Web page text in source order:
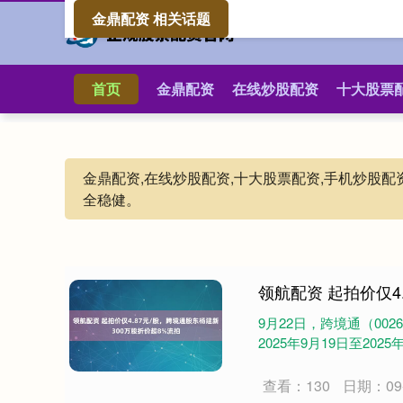
首页 金鼎配资 在线炒股配资 十大股票
金鼎配资,在线炒股配资,十大股票配资,手机炒股
全稳健。
金鼎配资 相关话题
领航配资 起拍价仅
9月22日，跨境通（
2025年9月19日至2025
查看：130 日期：